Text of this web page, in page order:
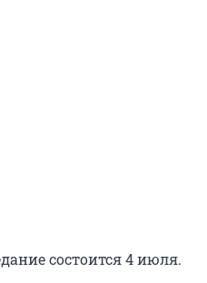
состоится 4 июля.